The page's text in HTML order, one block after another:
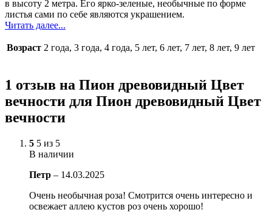
в высоту 2 метра. Его ярко-зеленые, необычные по форме
листья сами по себе являются украшением.
Читать далее...
Возраст 2 года, 3 года, 4 года, 5 лет, 6 лет, 7 лет, 8 лет, 9 лет
1 отзыв на Пион древовидный Цвет
вечности для Пион древовидный Цвет
вечности
5 5 из 5
В наличии
Петр – 14.03.2025
Очень необычная роза! Смотрится очень интересно и
освежает аллею кустов роз очень хорошо!